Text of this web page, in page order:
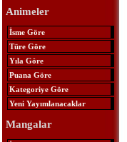
Animeler
İsme Göre
Türe Göre
Yıla Göre
Puana Göre
Kategoriye Göre
Yeni Yayımlanacaklar
Mangalar